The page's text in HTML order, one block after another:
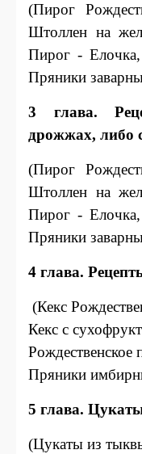
(Пирог
Штоллен на
Пирог -
Пряники
3 глава.
дрожжах, либо
(Пирог
Штоллен на
Пирог -
Пряники
4 глава.
(Кекс
Кекс с
Рождественское
Пряники
5 глава.
(Цукаты из